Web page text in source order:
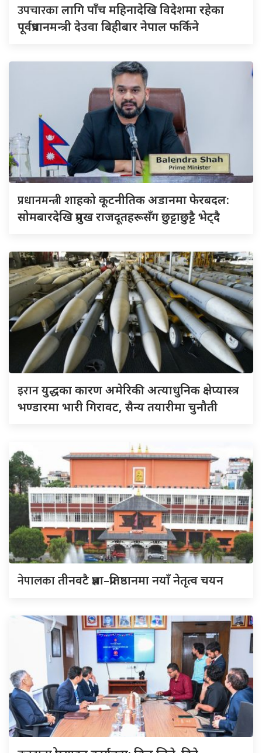
उपचारकालागि पाँच महिनादेखि विदेशमा रहेका
पूर्वप्रधानमन्त्री देउवा बिहीबार नेपाल फर्किने
प्रधानमन्त्रीशाहको कूटनीतिक अडानमा फेरबदल:
सोमबारदेखि प्रमुख राजदूतहरूसँग छुट्टाछुट्टै भेट्दै
इरानयुद्धका कारण अमेरिकी अत्याधुनिक क्षेप्यास्त्र
भण्डारमा भारी गिरावट, सैन्य तयारीमा चुनौती
नेपालकातीनवटै प्रज्ञा–प्रतिष्ठानमा नयाँ नेतृत्व चयन